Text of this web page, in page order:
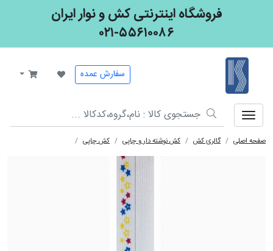
فروشگاه اینترنتی کش و نوار ایران
۰۲۱-۵۵۶۱۰۰۸۶
سفارش عمده
صفحه اصلی گالری کش کش نوشته دار و چاپی کش چاپی